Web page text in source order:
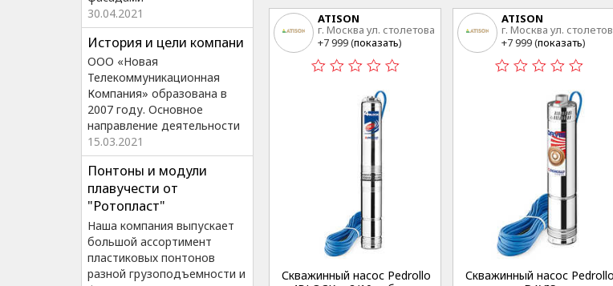
30.04.2021
История и цели компани
ООО «Новая
Телекоммуникационная
Компания» образована в
2007 году. Основное
направление деятельности
15.03.2021
Понтоны и модули
плавучести от
"Ротопласт"
Наша компания выпускает
большой ассортимент
пластиковых понтонов
разной грузоподъемности и
ATISON
г. Москва ул. столетова
15
+7 999 (показать)
Скважинный насос Pedrollo
ATISON
г. Москва ул.
15
+7 999 (показать)
Скважинный насос Pedrollo